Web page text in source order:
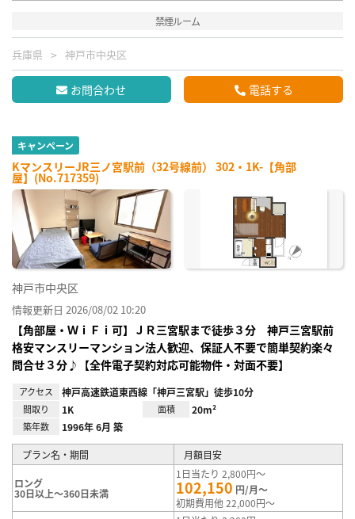
禁煙ルーム
兵庫県 神戸市中央区
お問合わせ 電話する
キャンペーン
KマンスリーJR三ノ宮駅前（32号線前） 302・1K-【角部
屋】(No.717359)
神戸市中央区
情報更新日 2026/08/02 10:20
【角部屋・ＷｉＦｉ可】ＪＲ三宮駅まで徒歩３分 神戸三宮駅前
格安マンスリーマンション法人歓迎、保証人不要で簡単契約楽々
問合せ３分♪【全件電子契約対応可能物件・対面不要】
アクセス 神戸高速鉄道東西線「神戸三宮駅」徒歩10分
間取り 1K 面積 20m²
築年数 1996年 6月 築
プラン名・期間 月額目安
ロング
30日以上～360日未満
1日当たり 2,800円～
102,150 円/月～
初期費用他 22,000円～